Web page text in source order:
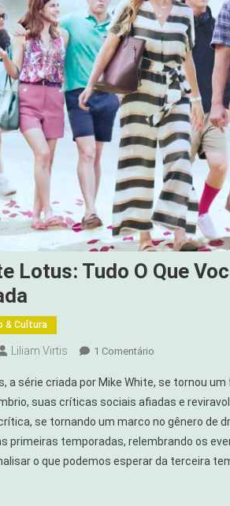
Lotus: Tudo O Que
& Cultura
Liliam Virtis 1 Comentário
White
Lotus:
Tudo
O
Que
a série criada por Mike White, se tornou
suas críticas sociais afiadas e
se tornando um marco no gênero de
primeiras temporadas, relembrando os
o que podemos esperar da terceira